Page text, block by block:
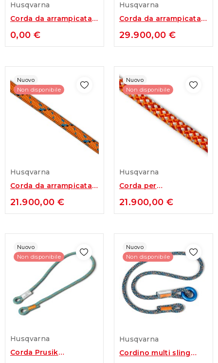
Husqvarna
Corda da arrampicata
0,00 €
Husqvarna
Corda da arrampicata
29.900,00 €
Nuovo
Non disponibile
Husqvarna
Corda da arrampicata
21.900,00 €
Nuovo
Non disponibile
Husqvarna
Corda per
carico Husqvarna...
21.900,00 €
Nuovo
Non disponibile
Husqvarna
Corda Prusik
Nuovo
Non disponibile
Husqvarna
Cordino multi sling